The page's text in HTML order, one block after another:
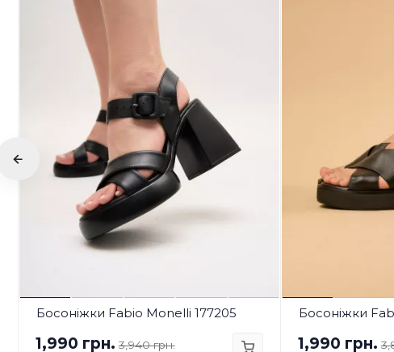
Босоніжки Fabio Monelli 177205
1,990 грн. 3,940 грн.
Босоніжки
1,990 грн.